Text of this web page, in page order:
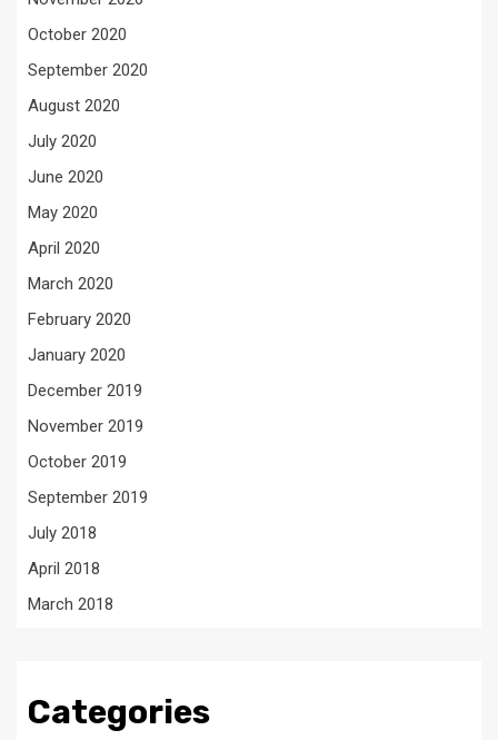
October 2020
September 2020
August 2020
July 2020
June 2020
May 2020
April 2020
March 2020
February 2020
January 2020
December 2019
November 2019
October 2019
September 2019
July 2018
April 2018
March 2018
Categories